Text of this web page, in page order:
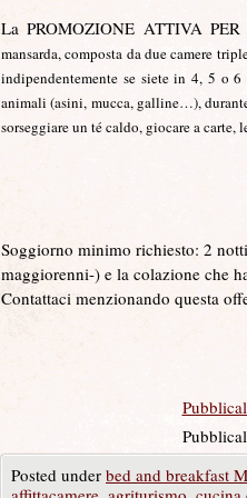
La PROMOZIONE ATTIVA
mansarda, composta da due camere
indipendentemente se siete in 4, 5 o
animali (asini, mucca, galline…),
sorseggiare un té caldo, giocare a carte,
Soggiorno minimo richiesto: 2
maggiorenni-) e la colazione che
Contattaci menzionando questa
Invia
Posted under bed and breakfast